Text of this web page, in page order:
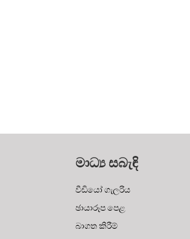
මාධ්‍ය සබැඳි
වීඩියෝ ගැලරිය
ඡායාරූප පෙළ
බාගත කිරීම්